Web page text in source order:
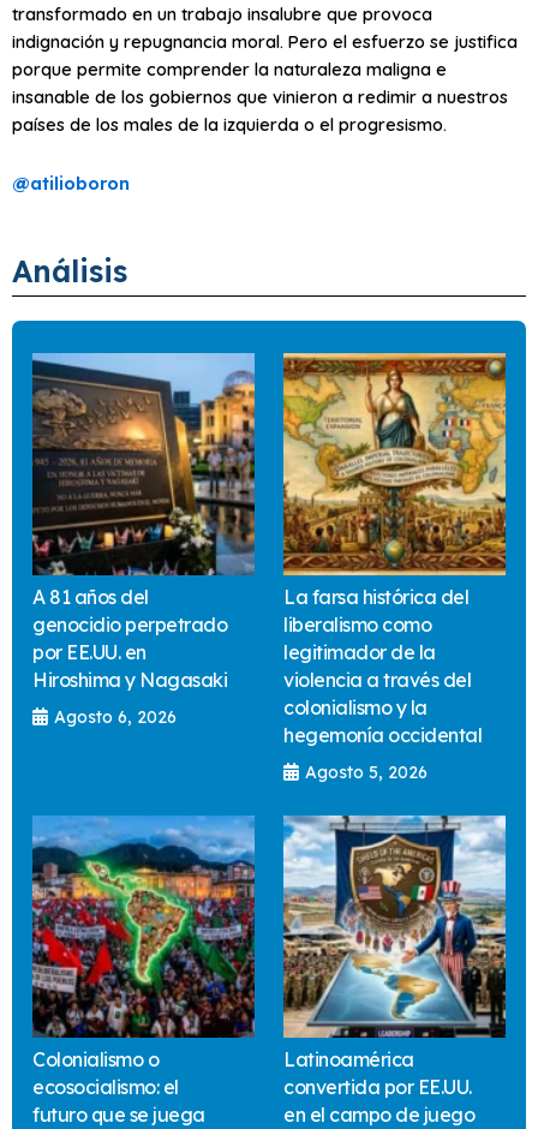
transformado en un trabajo insalubre que provoca
indignación y repugnancia moral. Pero el esfuerzo se justifica
porque permite comprender la naturaleza maligna e
insanable de los gobiernos que vinieron a redimir a nuestros
países de los males de la izquierda o el progresismo.
@atilioboron
Análisis
A 81 años del
genocidio perpetrado
por EE.UU. en
Hiroshima y Nagasaki
Agosto 6, 2026
La farsa histórica del
liberalismo como
legitimador de la
violencia a través del
colonialismo y la
hegemonía occidental
Agosto 5, 2026
Colonialismo o
ecosocialismo: el
futuro que se juega
Latinoamérica
convertida por EE.UU.
en el campo de juego